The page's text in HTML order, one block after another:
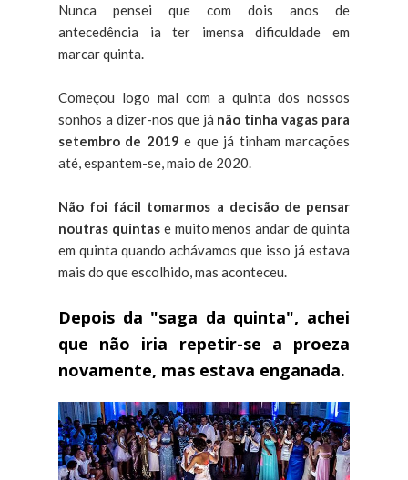
Nunca pensei que com dois anos de
antecedência ia ter imensa dificuldade em
marcar quinta.
Começou logo mal com a quinta dos nossos
sonhos a dizer-nos que já não tinha vagas para
setembro de 2019 e que já tinham marcações
até, espantem-se, maio de 2020.
Não foi fácil tomarmos a decisão de pensar
noutras quintas e muito menos andar de quinta
em quinta quando achávamos que isso já estava
mais do que escolhido, mas aconteceu.
Depois da "saga da quinta", achei
que não iria repetir-se a proeza
novamente, mas estava enganada.